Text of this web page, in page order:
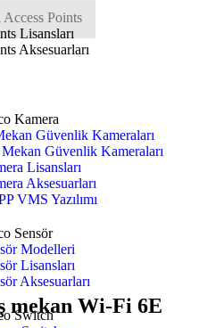
Points
Lisansları
Aksesuarları
Kamera
Güvenlik Kameraları
Mekan Güvenlik Kameraları
Lisansları
Aksesuarları
VMS Yazılımı
Sensör
Modelleri
Lisansları
Aksesuarları
Switch
mekan Wi-Fi 6E